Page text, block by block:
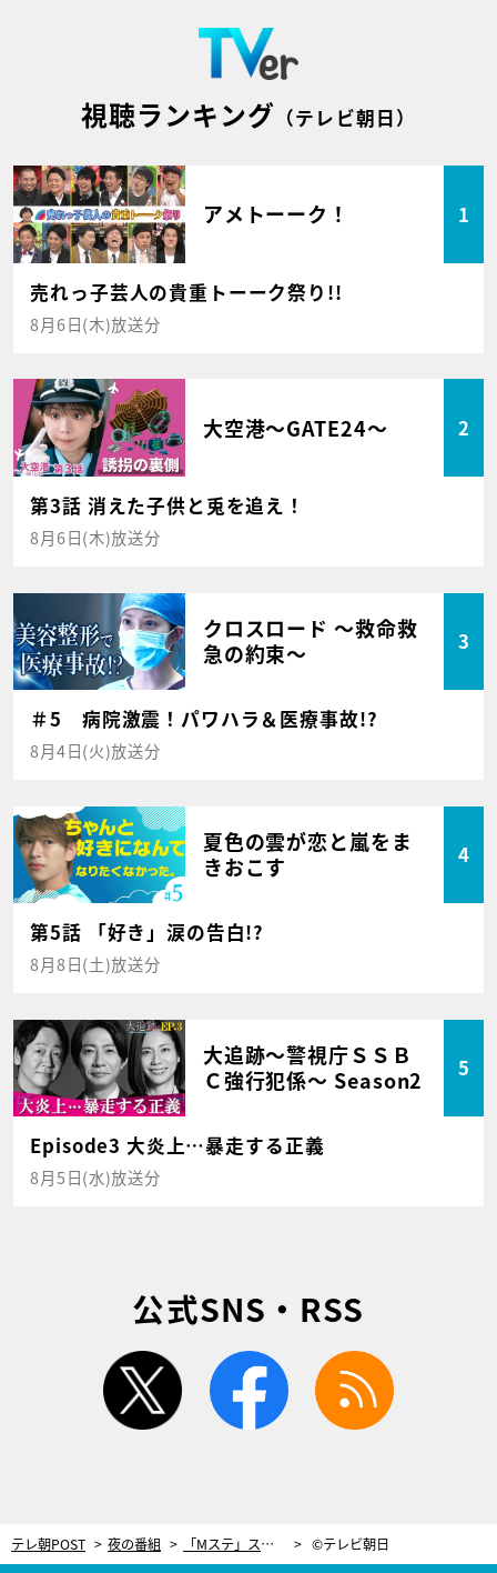
視聴ランキング （テレビ朝日）
アメトーーク！ 1
売れっ子芸人の貴重トーーク祭り!!
8月6日(木)放送分
大空港～GATE24～ 2
第3話 消えた子供と兎を追え！
8月6日(木)放送分
クロスロード ～救命救
急の約束～
3
＃5 病院激震！パワハラ＆医療事故!?
8月4日(火)放送分
夏色の雲が恋と嵐をま
きおこす
4
第5話 「好き」涙の告白!?
8月8日(土)放送分
大追跡～警視庁ＳＳＢ
Ｃ強行犯係～ Season2
5
Episode3 大炎上…暴走する正義
8月5日(水)放送分
公式SNS・RSS
twitter facebook
テレ朝POST 夜の番組 「Mステ」スーパーライブ2018、12／21に放送決定！40組以上が幕張メッセに ©テレビ朝日